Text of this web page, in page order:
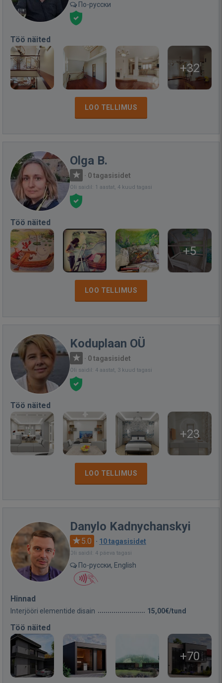
По-русски
Töö näited
+32
LOO TELLIMUS
Olga B.
· 0 tagasisidet
Oli saidil: 1 aastat, 4 kuud tagasi
Töö näited
+5
LOO TELLIMUS
Koduplaan OÜ
· 0 tagasisidet
Oli saidil: 4 aastat, 3 kuud tagasi
Töö näited
+23
LOO TELLIMUS
Danylo Kadnychanskyi
5.0 · 10 tagasisidet
Oli saidil: 4 päeva tagasi
По-русски, English
Hinnad
Interjööri elementide disain 15,00€/tund
Töö näited
+70